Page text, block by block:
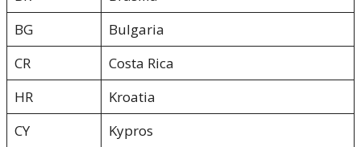
BG
Bulgaria
CR
Costa Rica
HR
Kroatia
CY
Kypros